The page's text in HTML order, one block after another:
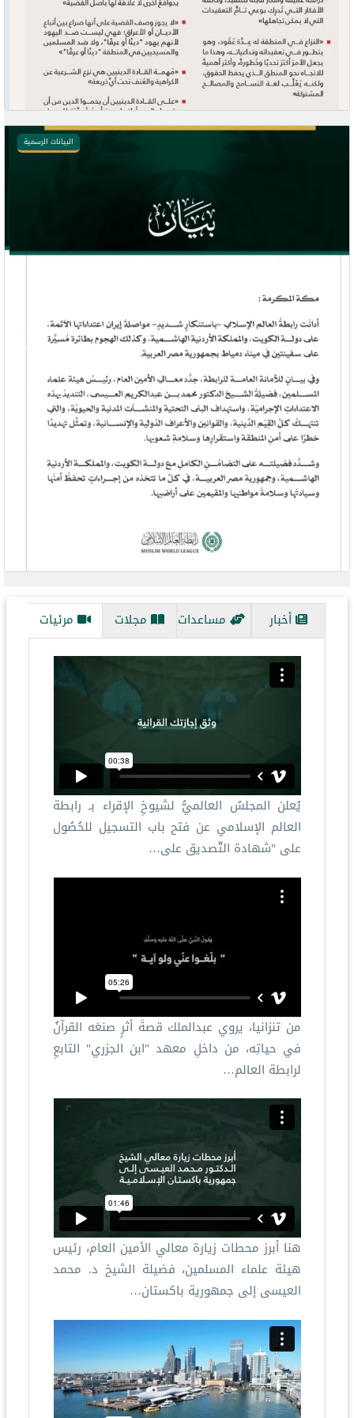
البيانات الرسمية
Next
أخبار مساعدات مجلات مرئيات
يُعلن المجلسُ العالميُّ لشيوخِ الإقراء بـ رابطة
العالم الإسلامي عن فتح باب التسجيل للحُصُول
على "شهادة التّصديق على…
من تنزانيا، يروي عبدالملك قصةَ أثرٍ صنعَه القرآنُ
في حياتِه، من داخلِ معهد "ابن الجزري" التابعِ
لرابطة العالم…
هنا أبرز محطات زيارة معالي الأمين العام، رئيس
هيئة علماء المسلمين، فضيلة الشيخ د.⁧ محمد
العيسى⁩ إلى جمهورية باكستان…